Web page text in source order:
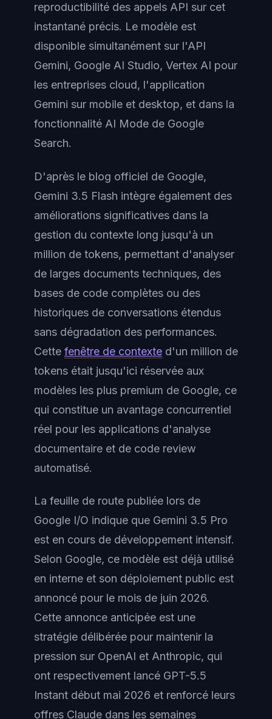
reproductibilité des appels API sur cet
instantané précis. Le modèle est
disponible simultanément sur l'API
Gemini, Google AI Studio, Vertex AI pour
les entreprises cloud, l'application
Gemini sur mobile et desktop, et dans la
fonctionnalité AI Mode de Google
Search.
D'après le blog officiel de Google,
Gemini 3.5 Flash intègre également des
améliorations significatives dans la
gestion du contexte long jusqu'à un
million de tokens, permettant d'analyser
de larges documents techniques, des
bases de code complètes ou des
historiques de conversations étendus
sans dégradation des performances.
Cette fenêtre de contexte d'un million de
tokens était jusqu'ici réservée aux
modèles les plus premium de Google, ce
qui constitue un avantage concurrentiel
réel pour les applications d'analyse
documentaire et de code review
automatisé.
La feuille de route publiée lors de
Google I/O indique que Gemini 3.5 Pro
est en cours de développement intensif.
Selon Google, ce modèle est déjà utilisé
en interne et son déploiement public est
annoncé pour le mois de juin 2026.
Cette annonce anticipée est une
stratégie délibérée pour maintenir la
pression sur OpenAI et Anthropic, qui
ont respectivement lancé GPT-5.5
Instant début mai 2026 et renforcé leurs
offres Claude dans les semaines